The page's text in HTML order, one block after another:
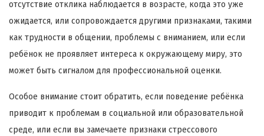
отсутствие отклика наблюдается в возрасте, когда это уже
ожидается, или сопровождается другими признаками, такими
как трудности в общении, проблемы с вниманием, или если
ребёнок не проявляет интереса к окружающему миру, это
может быть сигналом для профессиональной оценки.
Особое внимание стоит обратить, если поведение ребёнка
приводит к проблемам в социальной или образовательной
среде, или если вы замечаете признаки стрессового